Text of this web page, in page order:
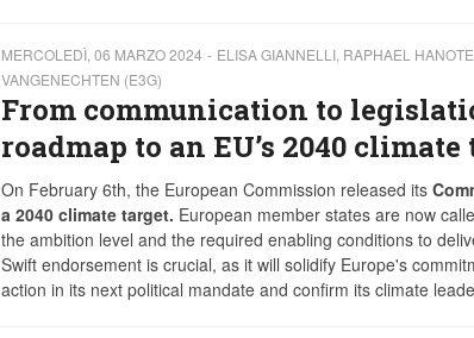
MERCOLEDÌ, 06 MARZO 2024
ELISA GIANNELLI, RAPHAEL
VANGENECHTEN (E3G)
From communication to
roadmap to an EU’s 2040 climate
On February 6th, the European Commission released its
a 2040 climate target. European member states are now
the ambition level and the required enabling conditions to
Swift endorsement is crucial, as it will solidify Europe's
action in its next political mandate and confirm its climate